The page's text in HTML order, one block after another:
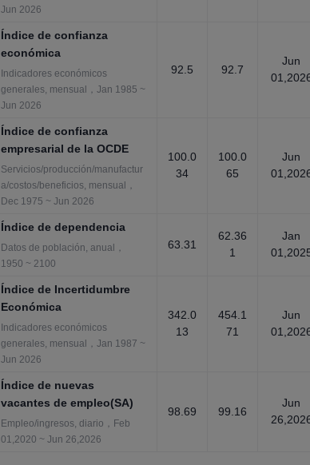
Jun 2026
Índice de confianza
económica
Indicadores económicos
generales, mensual，Jan 1985 ~
Jun 2026
92.5 92.7
Jun
Índice de confianza
empresarial de la OCDE
Servicios/producción/manufactur
a/costos/beneficios, mensual，
Dec 1975 ~ Jun 2026
100.0
34
100.0
65
Jun
Índice de dependencia
Datos de población, anual，
1950 ~ 2100
63.31
62.36
1
Jan
Índice de Incertidumbre
Económica
Indicadores económicos
generales, mensual，Jan 1987 ~
Jun 2026
342.0
13
454.1
71
Jun
Índice de nuevas
vacantes de empleo(SA)
Empleo/ingresos, diario，Feb
01,2020 ~ Jun 26,2026
98.69 99.16
Jun